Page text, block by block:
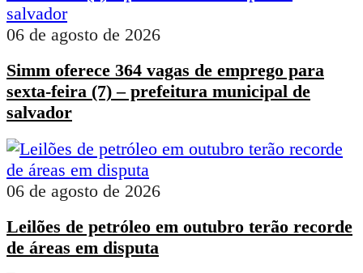
06 de agosto de 2026
Simm oferece 364 vagas de emprego para
sexta-feira (7) – prefeitura municipal de
salvador
06 de agosto de 2026
Leilões de petróleo em outubro terão recorde
de áreas em disputa